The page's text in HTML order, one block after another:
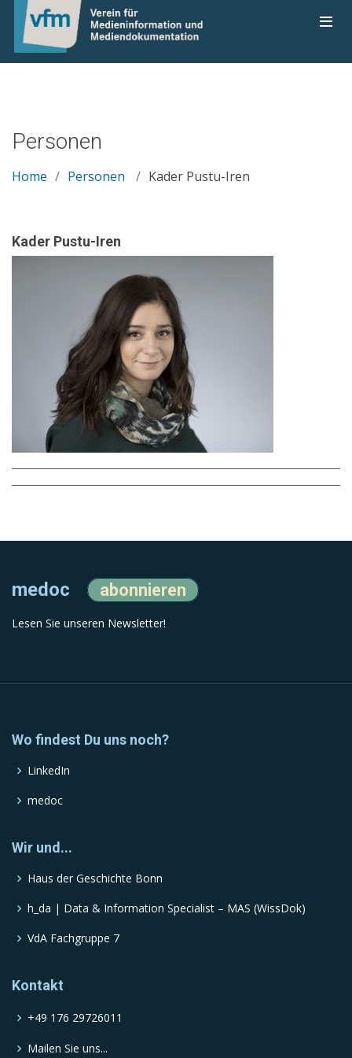
Personen
Home Personen Kader Pustu-Iren
Kader Pustu-Iren
medoc abonnieren
Lesen Sie unseren Newsletter!
Wo findest Du uns noch?
LinkedIn
medoc
Wir und...
Haus der Geschichte Bonn
h_da | Data & Information Specialist – MAS (WissDok)
VdA Fachgruppe 7
Kontakt
+49 176 29726011
Mailen Sie uns...